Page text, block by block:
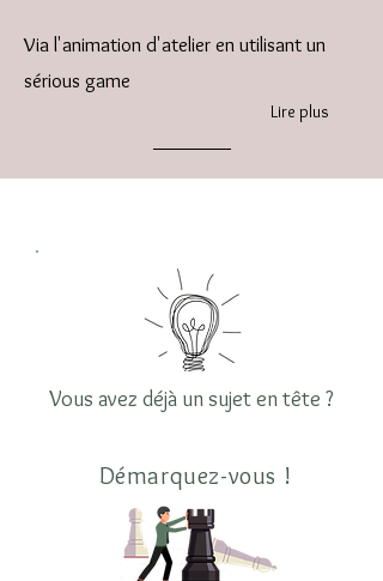
Lire plus
Via l'animation d'atelier en utilisant un
sérious game
Vous avez déjà un sujet en tête ?
Démarquez-vous !